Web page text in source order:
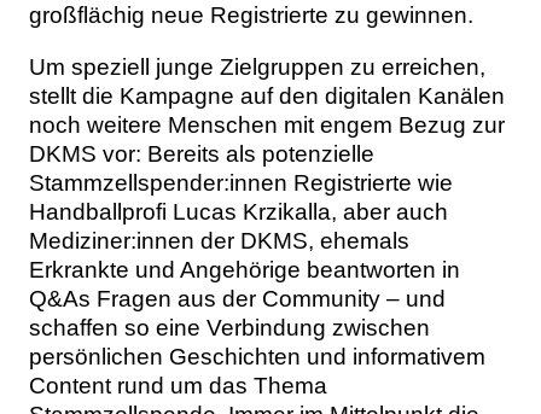
großflächig neue Registrierte zu gewinnen.
Um speziell junge Zielgruppen zu erreichen,
stellt die Kampagne auf den digitalen Kanälen
noch weitere Menschen mit engem Bezug zur
DKMS vor: Bereits als potenzielle
Stammzellspender:innen Registrierte wie
Handballprofi Lucas Krzikalla, aber auch
Mediziner:innen der DKMS, ehemals
Erkrankte und Angehörige beantworten in
Q&As Fragen aus der Community – und
schaffen so eine Verbindung zwischen
persönlichen Geschichten und informativem
Content rund um das Thema